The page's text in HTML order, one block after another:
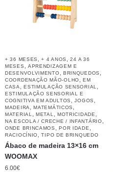
+ 36 MESES ,+ 4 ANOS ,24 A 36
MESES
APRENDIZAGEM E
DESENVOLVIMENTO
BRINQUEDOS
COORDENAÇÃO MÃO-OLHO ,EM
CASA
,ESTIMULAÇÃO SENSORIAL
ESTIMULAÇÃO SENSORIAL E
COGNITIVA EM ADULTOS
,JOGOS
MADEIRA ,MATEMÁTICOS
MATERIAL ,METAL MOTRICIDADE
NA ESCOLA / CRECHE / INFANTÁRIO
ONDE BRINCAMOS ,POR IDADE
RACIOCÍNIO ,TIPO DE BRINQUEDO
Ábaco de madeira 13×16 cm
WOOMAX
6.00€